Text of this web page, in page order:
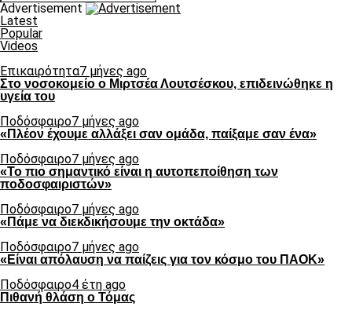
Advertisement
Latest
Popular
Videos
Επικαιρότητα7 μήνες ago
Στο νοσοκομείο ο Μιρτσέα Λουτσέσκου, επιδεινώθηκε η
υγεία του
Ποδόσφαιρο7 μήνες ago
«Πλέον έχουμε αλλάξει σαν ομάδα, παίξαμε σαν ένα»
Ποδόσφαιρο7 μήνες ago
«Το πιο σημαντικό είναι η αυτοπεποίθηση των
ποδοσφαιριστών»
Ποδόσφαιρο7 μήνες ago
«Πάμε να διεκδικήσουμε την οκτάδα»
Ποδόσφαιρο7 μήνες ago
«Είναι απόλαυση να παίζεις για τον κόσμο του ΠΑΟΚ»
Ποδόσφαιρο4 έτη ago
Πιθανή θλάση ο Τόμας